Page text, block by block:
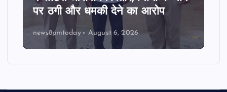
पर ठगी और धमकी देने का आरोप
news8pmtoday August 6, 2026